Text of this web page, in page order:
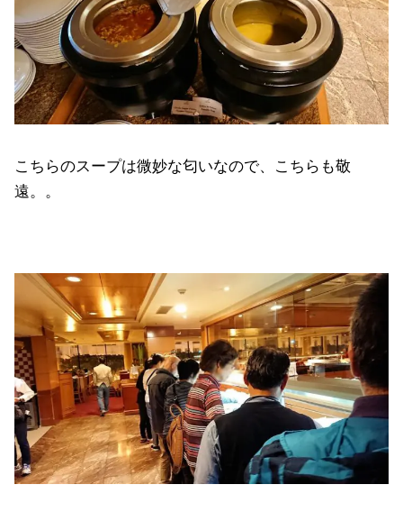
こちらのスープは微妙な匂いなので、こちらも敬
遠。。